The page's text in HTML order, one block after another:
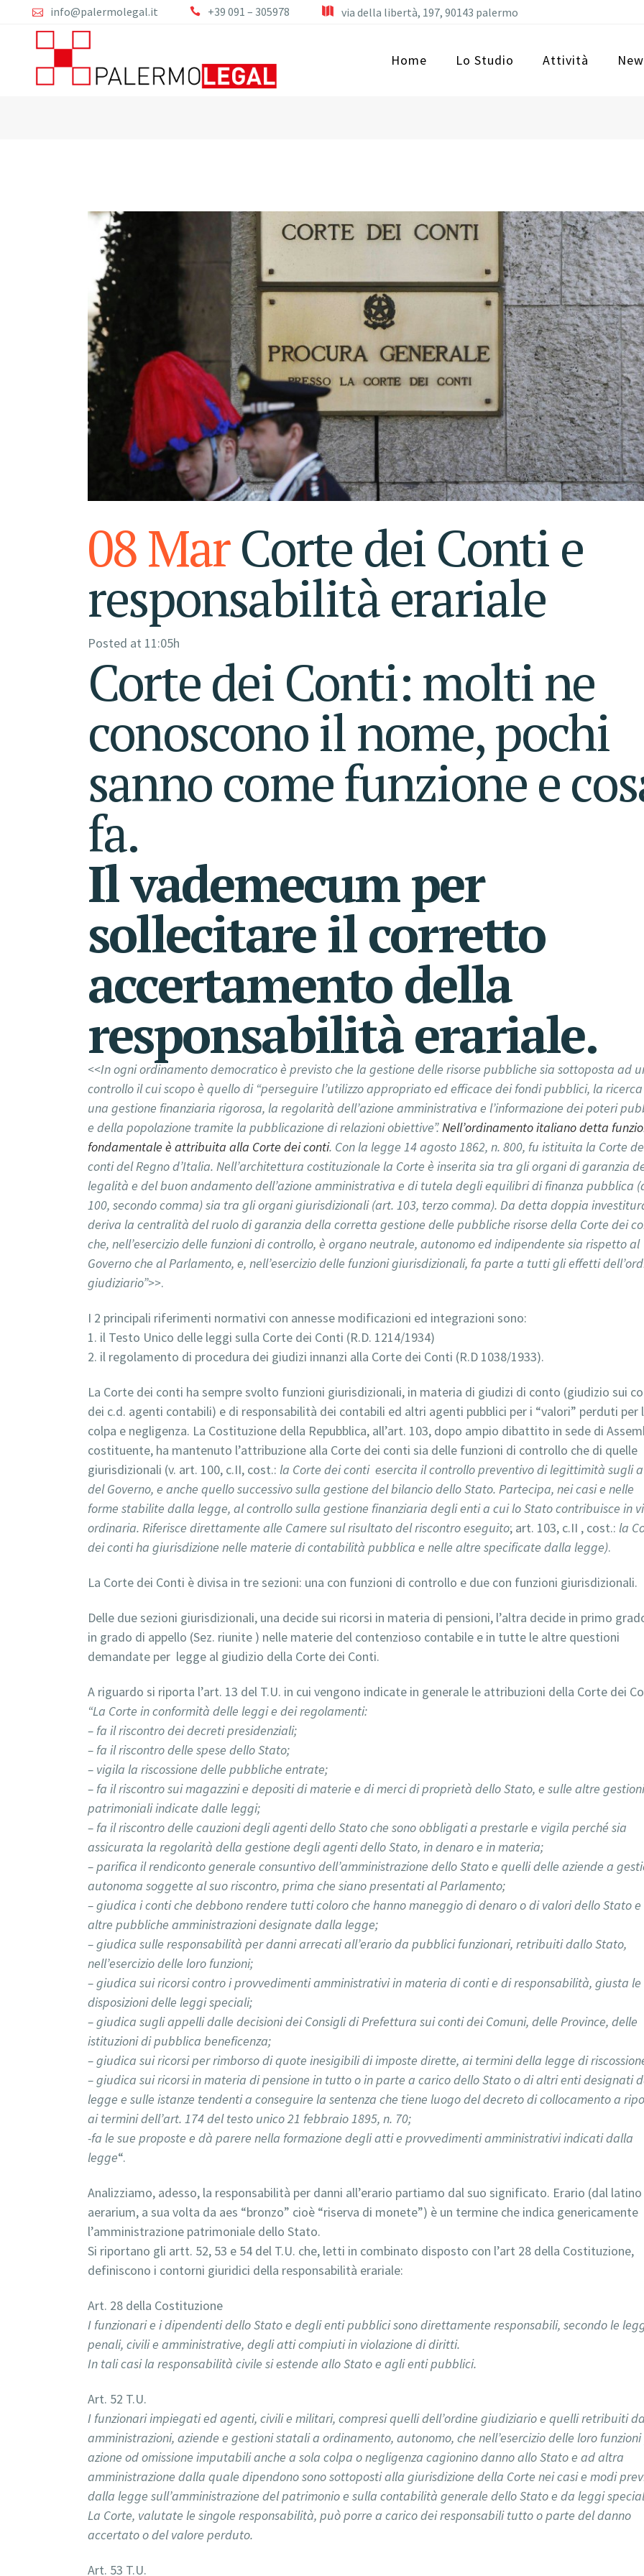
info@palermolegal.it +39 091 – 305978 via della libertà, 197, 90143 palermo
Home Lo Studio Attività
08 MarCorte dei Conti e
responsabilità erariale
Posted at 11:05h
Corte dei Conti: molti ne
conoscono il nome, pochi
sanno come funzione e
fa.
Il vademecum per
sollecitare il corretto
accertamento della
responsabilità erariale.
<<In ogni ordinamento democratico è previsto che la gestione delle risorse pubbliche sia sottoposta ad
controllo il cui scopo è quello di “perseguire l’utilizzo appropriato ed efficace dei fondi pubblici, la
una gestione finanziaria rigorosa, la regolarità dell’azione amministrativa e l’informazione dei poteri
e della popolazione tramite la pubblicazione di relazioni obiettive”. Nell’ordinamento italiano detta
fondamentale è attribuita alla Corte dei conti. Con la legge 14 agosto 1862, n. 800, fu istituita la Corte
conti del Regno d’Italia. Nell’architettura costituzionale la Corte è inserita sia tra gli organi di garanzia
legalità e del buon andamento dell’azione amministrativa e di tutela degli equilibri di finanza pubblica
100, secondo comma) sia tra gli organi giurisdizionali (art. 103, terzo comma). Da detta doppia
deriva la centralità del ruolo di garanzia della corretta gestione delle pubbliche risorse della Corte dei
che, nell’esercizio delle funzioni di controllo, è organo neutrale, autonomo ed indipendente sia rispetto al
Governo che al Parlamento, e, nell’esercizio delle funzioni giurisdizionali, fa parte a tutti gli effetti
giudiziario”>>.
I 2 principali riferimenti normativi con annesse modificazioni ed integrazioni sono:
1. il Testo Unico delle leggi sulla Corte dei Conti (R.D. 1214/1934)
2. il regolamento di procedura dei giudizi innanzi alla Corte dei Conti (R.D 1038/1933).
La Corte dei conti ha sempre svolto funzioni giurisdizionali, in materia di giudizi di conto (giudizio sui
dei c.d. agenti contabili) e di responsabilità dei contabili ed altri agenti pubblici per i “valori” perduti per
colpa e negligenza. La Costituzione della Repubblica, all’art. 103, dopo ampio dibattito in sede di
costituente, ha mantenuto l’attribuzione alla Corte dei conti sia delle funzioni di controllo che di quelle
giurisdizionali (v. art. 100, c.II, cost.: la Corte dei conti esercita il controllo preventivo di legittimità sugli
del Governo, e anche quello successivo sulla gestione del bilancio dello Stato. Partecipa, nei casi e nelle
forme stabilite dalla legge, al controllo sulla gestione finanziaria degli enti a cui lo Stato contribuisce in
ordinaria. Riferisce direttamente alle Camere sul risultato del riscontro eseguito; art. 103, c.II , cost.: la
dei conti ha giurisdizione nelle materie di contabilità pubblica e nelle altre specificate dalla legge).
La Corte dei Conti è divisa in tre sezioni: una con funzioni di controllo e due con funzioni giurisdizionali.
Delle due sezioni giurisdizionali, una decide sui ricorsi in materia di pensioni, l’altra decide in primo
in grado di appello (Sez. riunite ) nelle materie del contenzioso contabile e in tutte le altre questioni
demandate per legge al giudizio della Corte dei Conti.
A riguardo si riporta l’art. 13 del T.U. in cui vengono indicate in generale le attribuzioni della Corte dei
“La Corte in conformità delle leggi e dei regolamenti:
– fa il riscontro dei decreti presidenziali;
– fa il riscontro delle spese dello Stato;
– vigila la riscossione delle pubbliche entrate;
– fa il riscontro sui magazzini e depositi di materie e di merci di proprietà dello Stato, e sulle altre gestioni
patrimoniali indicate dalle leggi;
– fa il riscontro delle cauzioni degli agenti dello Stato che sono obbligati a prestarle e vigila perché sia
assicurata la regolarità della gestione degli agenti dello Stato, in denaro e in materia;
– parifica il rendiconto generale consuntivo dell’amministrazione dello Stato e quelli delle aziende a
autonoma soggette al suo riscontro, prima che siano presentati al Parlamento;
– giudica i conti che debbono rendere tutti coloro che hanno maneggio di denaro o di valori dello Stato
altre pubbliche amministrazioni designate dalla legge;
– giudica sulle responsabilità per danni arrecati all’erario da pubblici funzionari, retribuiti dallo Stato,
nell’esercizio delle loro funzioni;
– giudica sui ricorsi contro i provvedimenti amministrativi in materia di conti e di responsabilità, giusta le
disposizioni delle leggi speciali;
– giudica sugli appelli dalle decisioni dei Consigli di Prefettura sui conti dei Comuni, delle Province, delle
istituzioni di pubblica beneficenza;
– giudica sui ricorsi per rimborso di quote inesigibili di imposte dirette, ai termini della legge di
– giudica sui ricorsi in materia di pensione in tutto o in parte a carico dello Stato o di altri enti designati
legge e sulle istanze tendenti a conseguire la sentenza che tiene luogo del decreto di collocamento a
ai termini dell’art. 174 del testo unico 21 febbraio 1895, n. 70;
-fa le sue proposte e dà parere nella formazione degli atti e provvedimenti amministrativi indicati dalla
legge“.
Analizziamo, adesso, la responsabilità per danni all’erario partiamo dal suo significato. Erario (dal latino
aerarium, a sua volta da aes “bronzo” cioè “riserva di monete”) è un termine che indica genericamente
l’amministrazione patrimoniale dello Stato.
Si riportano gli artt. 52, 53 e 54 del T.U. che, letti in combinato disposto con l’art 28 della Costituzione,
definiscono i contorni giuridici della responsabilità erariale:
Art. 28 della Costituzione
I funzionari e i dipendenti dello Stato e degli enti pubblici sono direttamente responsabili, secondo le
penali, civili e amministrative, degli atti compiuti in violazione di diritti.
In tali casi la responsabilità civile si estende allo Stato e agli enti pubblici.
Art. 52 T.U.
I funzionari impiegati ed agenti, civili e militari, compresi quelli dell’ordine giudiziario e quelli retribuiti
amministrazioni, aziende e gestioni statali a ordinamento, autonomo, che nell’esercizio delle loro
azione od omissione imputabili anche a sola colpa o negligenza cagionino danno allo Stato e ad altra
amministrazione dalla quale dipendono sono sottoposti alla giurisdizione della Corte nei casi e modi
dalla legge sull’amministrazione del patrimonio e sulla contabilità generale dello Stato e da leggi
La Corte, valutate le singole responsabilità, può porre a carico dei responsabili tutto o parte del danno
accertato o del valore perduto.
Art. 53 T.U.